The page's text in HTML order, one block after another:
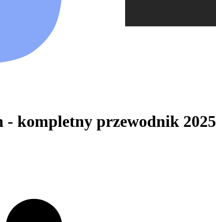
- kompletny przewodnik 2025